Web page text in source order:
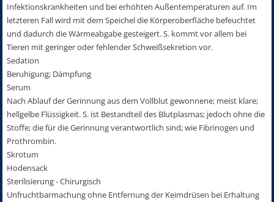
Infektionskrankheiten und bei erhöhten Außentemperaturen auf. Im
letzteren Fall wird mit dem Speichel die Körperoberfläche befeuchtet
und dadurch die Wärmeabgabe gesteigert. S. kommt vor allem bei
Tieren mit geringer oder fehlender Schweißsekretion vor.
Sedation
Beruhigung; Dämpfung
Serum
Nach Ablauf der Gerinnung aus dem Vollblut gewonnene; meist klare;
hellgelbe Flüssigkeit. S. ist Bestandteil des Blutplasmas; jedoch ohne die
Stoffe; die für die Gerinnung verantwortlich sind; wie Fibrinogen und
Prothrombin.
Skrotum
Hodensack
Sterilisierung - Chirurgisch
Unfruchtbarmachung ohne Entfernung der Keimdrüsen bei Erhaltung